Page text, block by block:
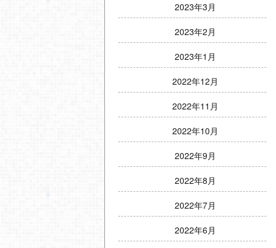
2023年3月
2023年2月
2023年1月
2022年12月
2022年11月
2022年10月
2022年9月
2022年8月
2022年7月
2022年6月